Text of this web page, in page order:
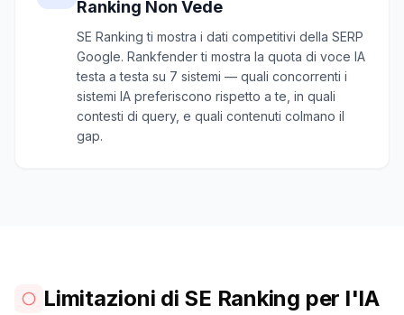
Ranking Non Vede
SE Ranking ti mostra i dati competitivi della SERP
Google. Rankfender ti mostra la quota di voce IA
testa a testa su 7 sistemi — quali concorrenti i
sistemi IA preferiscono rispetto a te, in quali
contesti di query, e quali contenuti colmano il
gap.
Limitazioni di SE Ranking per l'IA